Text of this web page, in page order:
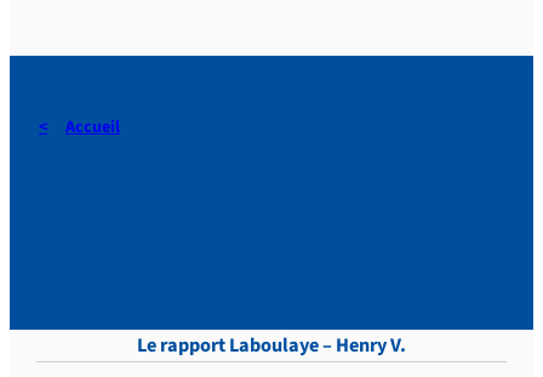
Accueil
Le rapport Laboulaye – Henry V.